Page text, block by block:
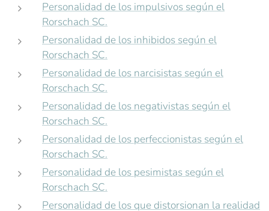
Personalidad de los impulsivos según el
Rorschach SC.
Personalidad de los inhibidos según el
Rorschach SC.
Personalidad de los narcisistas según el
Rorschach SC.
Personalidad de los negativistas según el
Rorschach SC.
Personalidad de los perfeccionistas según el
Rorschach SC.
Personalidad de los pesimistas según el
Rorschach SC.
Personalidad de los que distorsionan la realidad